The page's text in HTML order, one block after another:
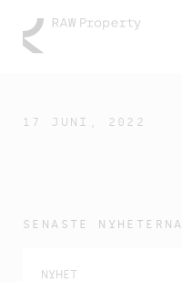
17 JUNI, 2022
SENASTE NYHETERNA
NYHET